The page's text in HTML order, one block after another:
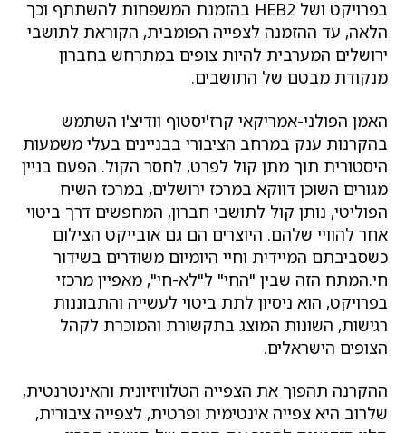
בפרויקט ושל HEB2 בהזמנת המשפחות להשתתף וכך
הלאה, עד ההזמנה לצפייה הפומבית, הקוראת לתושבי
ירושלים המערבית להיות צופים במתרחש בחברון
מנקודת מבטם של התושבים.
האמן הפולני-אמריקאי קרז'יסטוף וודיצ'ו השתמש
בהקרנות ענק במרחב הציבורי בבניינים בעלי משמעות
היסטורית תוך מתן קול לפרט, לחסר הקול. הפעם בניין
מגורים השוכן דווקא במרכז ירושלים, במרכז השיח
הפוליטי, נותן קול לתושבי חברון, המחפשים דרך ביטוי
אחר להוויי שלהם. היוצרים הם גם אובייקט הצילום
כשסביבתם המיידית וחיי היומיום משודרים בשידור
חי.המתח הזה שבין "החי" ל"לא-חי", מאפיין מרכזי
בפרויקט, הוא ניסיון לתת ביטוי לעשייה והתבוננות
רגישות, השונות המוצג בתקשורת והמוכרת לקהל
הצופים הישראלים.
ההקרנה תהפוך את הצפייה הטלוויזיונית והאינטרנטית,
שלרוב היא צפייה אינטימית ופרטית, לצפייה ציבורית,